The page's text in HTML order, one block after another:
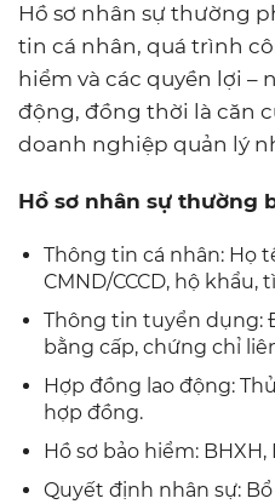
Hồ sơ nhân sự thường
tin cá nhân, quá trình
hiểm và các quyền lợi –
động, đồng thời là căn
doanh nghiệp quản lý
Hồ sơ nhân sự thường
Thông tin cá nhân: Họ
CMND/CCCD, hộ
Thông tin tuyển dụng:
bằng cấp, chứng chỉ
Hợp đồng lao động:
hợp đồng.
Hồ sơ bảo hiểm: BHXH,
Quyết định nhân sự: